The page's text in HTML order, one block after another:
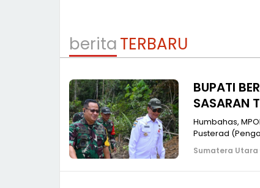
beritaTERBARU
BUPATI
SASARAN
Humbahas,
Pusterad
Sumatera Utara